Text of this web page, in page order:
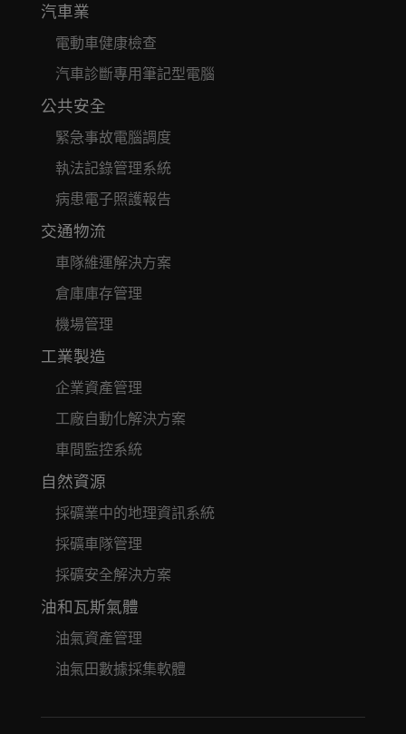
汽車業
電動車健康檢查
汽車診斷專用筆記型電腦
公共安全
緊急事故電腦調度
執法記錄管理系統
病患電子照護報告
交通物流
車隊維運解決方案
倉庫庫存管理
機場管理
工業製造
企業資產管理
工廠自動化解決方案
車間監控系統
自然資源
採礦業中的地理資訊系統
採礦車隊管理
採礦安全解決方案
油和瓦斯氣體
油氣資產管理
油氣田數據採集軟體